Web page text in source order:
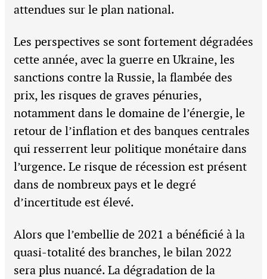
attendues sur le plan national.
Les perspectives se sont fortement dégradées
cette année, avec la guerre en Ukraine, les
sanctions contre la Russie, la flambée des
prix, les risques de graves pénuries,
notamment dans le domaine de l’énergie, le
retour de l’inflation et des banques centrales
qui resserrent leur politique monétaire dans
l’urgence. Le risque de récession est présent
dans de nombreux pays et le degré
d’incertitude est élevé.
Alors que l’embellie de 2021 a bénéficié à la
quasi-totalité des branches, le bilan 2022
sera plus nuancé. La dégradation de la